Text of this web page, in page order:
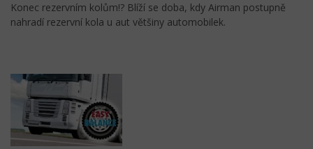
Konec rezervním kolům!? Blíží se doba, kdy Airman postupně
nahradí rezervní kola u aut většiny automobilek.